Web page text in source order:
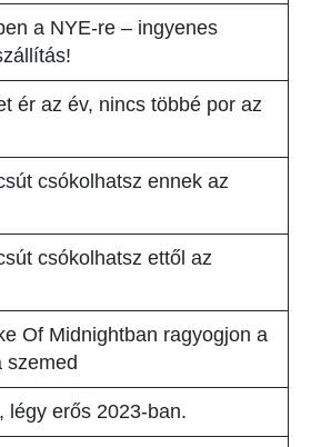
a NYE-re – ingyenes
ér az év, nincs többé por az
csókolhatsz ennek az
csókolhatsz ettől az
Of Midnightban ragyogjon a
szemed
légy erős 2023-ban.